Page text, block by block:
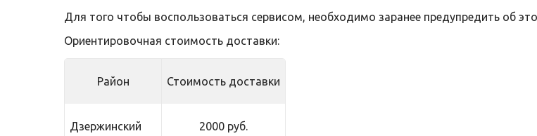
Для того чтобы воспользоваться сервисом, необходимо заранее предупредить об
Ориентировочная стоимость доставки:
Район Стоимость доставки
Дзержинский 2000 руб.